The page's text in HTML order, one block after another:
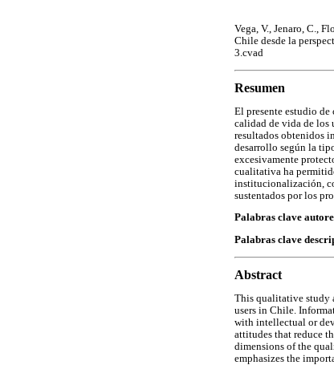
Vega, V., Jenaro, C.,
Chile desde la
3.cvad
Resumen
El presente estudio
calidad de vida de los
resultados obtenidos
desarrollo según la
excesivamente
cualitativa ha
institucionalización,
sustentados por los
Palabras clave
Palabras clave
Abstract
This qualitative study
users in Chile.
with intellectual or
attitudes that reduce
dimensions of the
emphasizes the